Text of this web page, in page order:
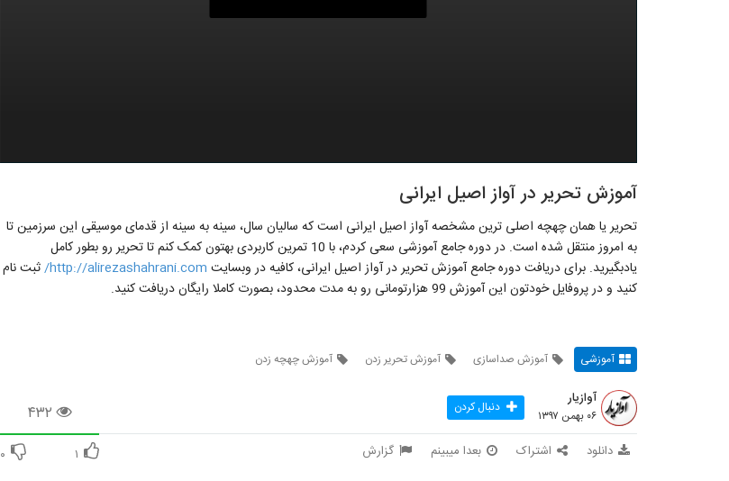
آموزش تحریر در آواز اصیل ایرانی
تحریر یا همان چهچه اصلی ترین مشخصه آواز اصیل ایرانی است که سالیان سال، سینه به سینه از قدمای موسیقی این سرزمین تا
به امروز منتقل شده است. در دوره جامع آموزشی سعی کردم، با 10 تمرین کاربردی بهتون کمک کنم تا تحریر رو بطور کامل
یادبگیرید. برای دریافت دوره جامع آموزش تحریر در آواز اصیل ایرانی، کافیه در وبسایت http://alirezashahrani.com/ ثبت نام
کنید و در پروفایل خودتون این آموزش 99 هزارتومانی رو به مدت محدود، بصورت کاملا رایگان دریافت کنید.
آموزشی آموزش صداسازی آموزش تحریر زدن آموزش چهچه زدن
۴۳۲
آوازیار
۰۶ بهمن ۱۳۹۷ دنبال کردن
دانلود اشتراک بعدا میبینم گزارش ۱ ۰